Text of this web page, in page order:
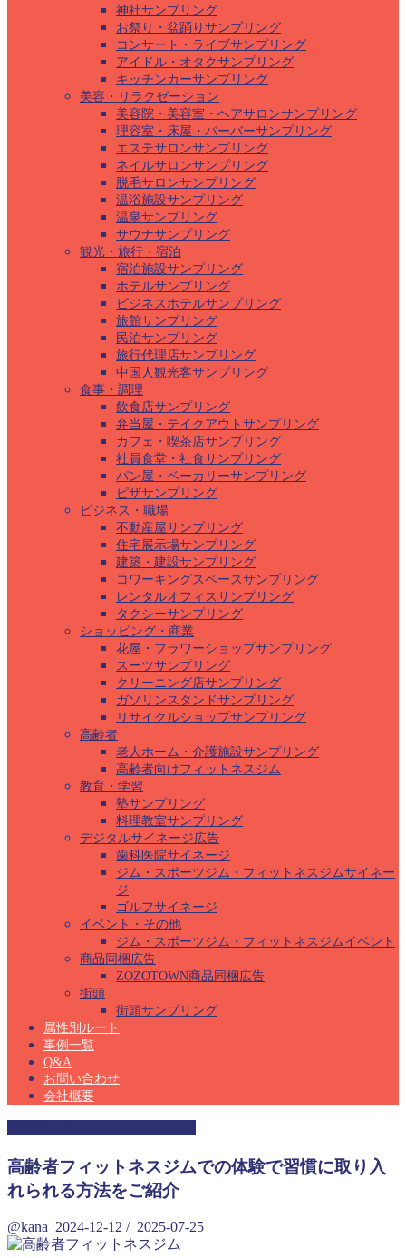
神社サンプリング
お祭り・盆踊りサンプリング
コンサート・ライブサンプリング
アイドル・オタクサンプリング
キッチンカーサンプリング
美容・リラクゼーション
美容院・美容室・ヘアサロンサンプリング
理容室・床屋・バーバーサンプリング
エステサロンサンプリング
ネイルサロンサンプリング
脱毛サロンサンプリング
温浴施設サンプリング
温泉サンプリング
サウナサンプリング
観光・旅行・宿泊
宿泊施設サンプリング
ホテルサンプリング
ビジネスホテルサンプリング
旅館サンプリング
民泊サンプリング
旅行代理店サンプリング
中国人観光客サンプリング
食事・調理
飲食店サンプリング
弁当屋・テイクアウトサンプリング
カフェ・喫茶店サンプリング
社員食堂・社食サンプリング
パン屋・ベーカリーサンプリング
ピザサンプリング
ビジネス・職場
不動産屋サンプリング
住宅展示場サンプリング
建築・建設サンプリング
コワーキングスペースサンプリング
レンタルオフィスサンプリング
タクシーサンプリング
ショッピング・商業
花屋・フラワーショップサンプリング
スーツサンプリング
クリーニング店サンプリング
ガソリンスタンドサンプリング
リサイクルショップサンプリング
高齢者
老人ホーム・介護施設サンプリング
高齢者向けフィットネスジム
教育・学習
塾サンプリング
料理教室サンプリング
デジタルサイネージ広告
歯科医院サイネージ
ジム・スポーツジム・フィットネスジムサイネー
ジ
ゴルフサイネージ
イベント・その他
ジム・スポーツジム・フィットネスジムイベント
商品同梱広告
ZOZOTOWN商品同梱広告
街頭
街頭サンプリング
属性別ルート
事例一覧
Q&A
お問い合わせ
会社概要
高齢者フィットネスジムでの体験で習慣に取り入
れられる方法をご紹介
@kana 2024-12-12 / 2025-07-25